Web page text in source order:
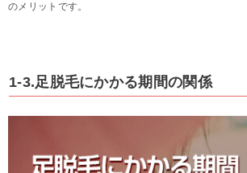
のメリットです。
1-3.足脱毛にかかる期間の関係